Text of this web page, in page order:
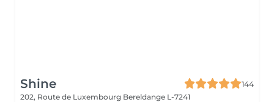
Shine
144
202, Route de Luxembourg Bereldange L-7241